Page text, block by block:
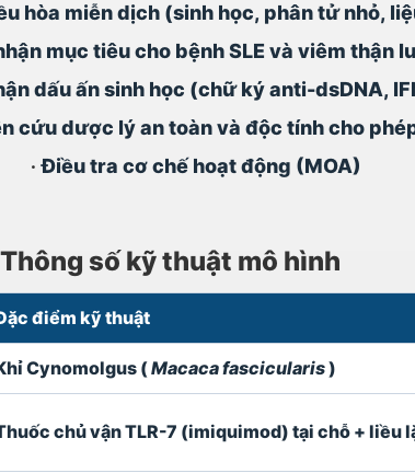
hòa miễn dịch (sinh học, phân tử nhỏ,
mục tiêu cho bệnh SLE và viêm thận
dấu ấn sinh học (chữ ký anti-dsDNA,
cứu dược lý an toàn và độc tính cho
•Điều tra cơ chế hoạt động (MOA)
Thông số kỹ thuật mô hình
điểm kỹ thuật
Cynomolgus (Macaca fascicularis)
chủ vận TLR-7 (imiquimod) tại chỗ + liều